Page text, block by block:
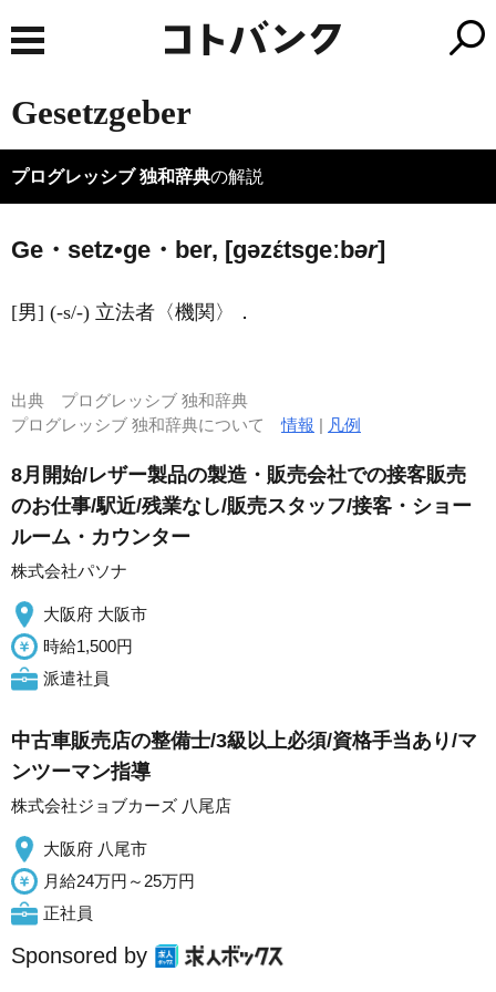
Gesetzgeber
プログレッシブ 独和辞典の解説
Ge・setz•ge・ber, [ɡəzέtsɡeːbər]
[男] (-s/-) 立法者〈機関〉．
出典 プログレッシブ 独和辞典
プログレッシブ 独和辞典について情報 | 凡例
8月開始/レザー製品の製造・販売会社での接客販売
のお仕事/駅近/残業なし/販売スタッフ/接客・ショー
ルーム・カウンター
株式会社パソナ
大阪府 大阪市
時給1,500円
派遣社員
中古車販売店の整備士/3級以上必須/資格手当あり/マ
ンツーマン指導
株式会社ジョブカーズ 八尾店
大阪府 八尾市
月給24万円～25万円
正社員
Sponsored by